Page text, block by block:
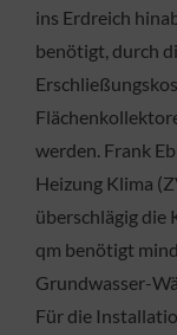
ins Erdreich
benötigt, durch
werden. Frank
Heizung Klima
überschlägig die
qm benötigt
Grundwasser-
Für die